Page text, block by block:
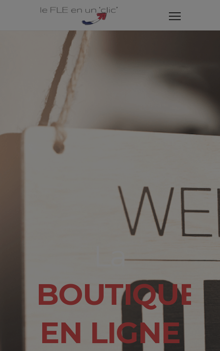
La
BOUTIQUE
EN LIGNE